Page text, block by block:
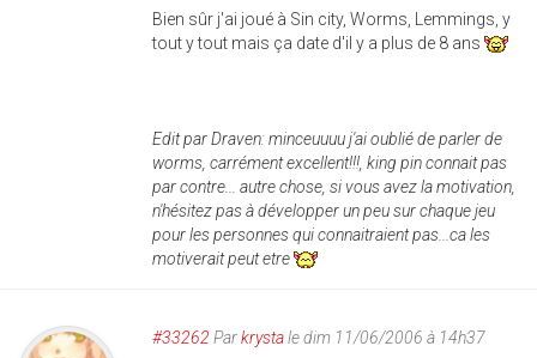
Bien sûr j'ai joué à Sin city, Worms, Lemmings, y
tout y tout mais ça date d'il y a plus de 8 ans
Edit par Draven: minceuuuu j'ai oublié de parler de
worms, carrément excellent!!!, king pin connait pas
par contre... autre chose, si vous avez la motivation,
n'hésitez pas à développer un peu sur chaque jeu
pour les personnes qui connaitraient pas...ca les
motiverait peut etre
#33262 Parkrystale dim 11/06/2006 à 14h37